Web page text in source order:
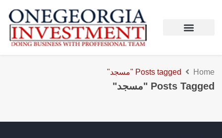
Home Posts tagged "مسجد"
Posts Tagged "مسجد"